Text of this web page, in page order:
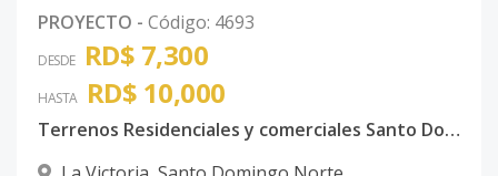
PROYECTO - Código: 4693
DESDE RD$ 7,300
HASTA RD$ 10,000
Terrenos Residenciales y comerciales Santo Domingo Norte